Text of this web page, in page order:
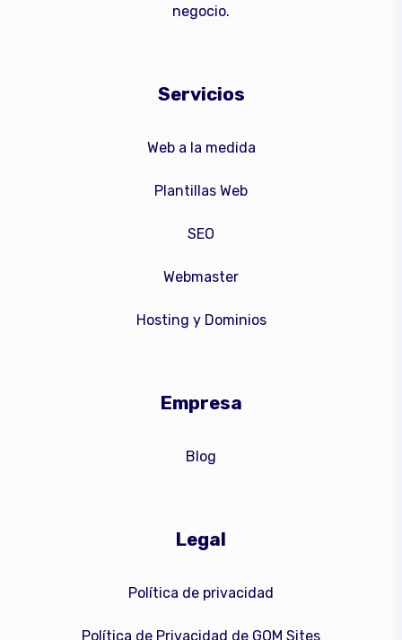
negocio.
Servicios
Web a la medida
Plantillas Web
SEO
Webmaster
Hosting y Dominios
Empresa
Blog
Legal
Política de privacidad
Política de Privacidad de GOM Sites